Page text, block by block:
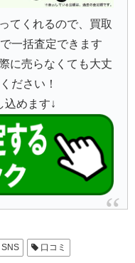
てくれるので、買取
一括査定できます
に売らなくても大丈
ださい！
込めます↓
SNS 口コミ